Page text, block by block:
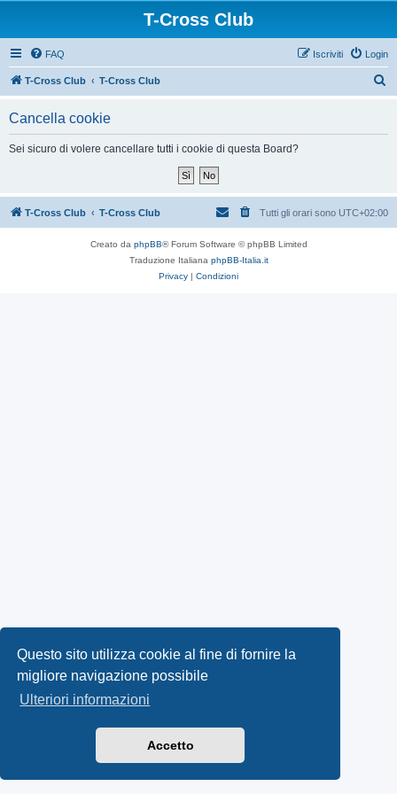
Questo sito utilizza cookie al fine di fornire la
migliore navigazione possibile
Ulteriori informazioni
Accetto
T-Cross Club
FAQ Login
Iscriviti
T-Cross Club T-Cross Club
Cancella cookie
Sei sicuro di volere cancellare tutti i cookie di questa Board?
T-Cross Club T-Cross Club Tutti gli orari sono UTC+02:00
Creato da phpBB® Forum Software © phpBB Limited
Traduzione Italiana phpBB-Italia.it
Privacy | Condizioni